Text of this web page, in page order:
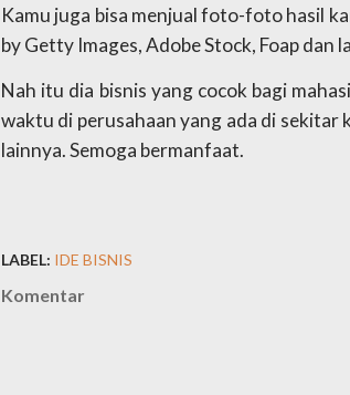
Kamu juga bisa menjual foto-foto hasil
by Getty Images, Adobe Stock, Foap dan
Nah itu dia bisnis yang cocok bagi
waktu di perusahaan yang ada di sekitar
lainnya. Semoga bermanfaat.
LABEL: IDE BISNIS
Komentar